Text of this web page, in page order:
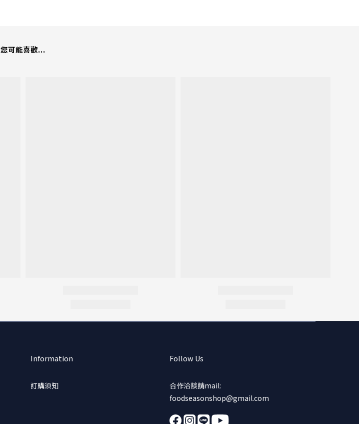
您可能喜歡...
Information
訂購須知
Follow Us
合作洽談請mail:
foodseasonshop@gmail.com